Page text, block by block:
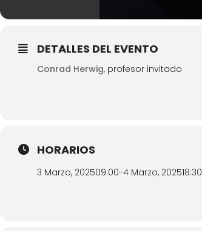
DETALLES DEL EVENTO
Conrad Herwig, profesor invitado
HORARIOS
3 Marzo, 202509:00-4 Marzo, 202518:30